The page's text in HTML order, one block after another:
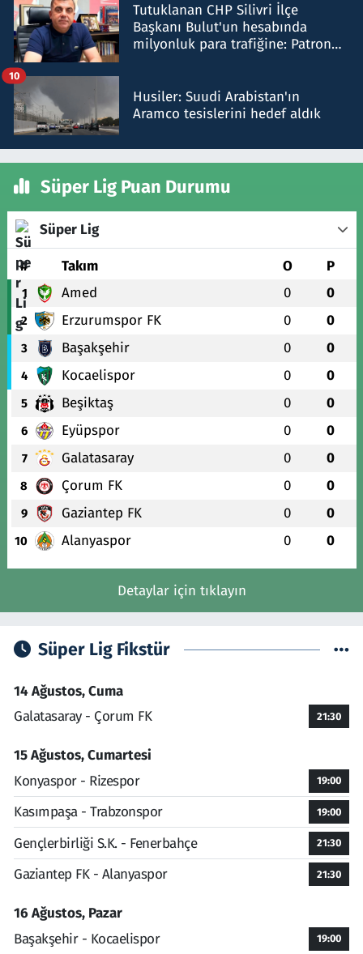
Tutuklanan CHP Silivri İlçe
Başkanı Bulut'un hesabında
milyonluk para trafiğine: Patron
Husiler: Suudi Arabistan'ın
Aramco tesislerini hedef aldık
10
Süper Lig Puan Durumu
Süper Lig
# Takım O P
1 Amed 0 0
2 Erzurumspor FK 0 0
3 Başakşehir 0 0
4 Kocaelispor 0 0
5 Beşiktaş 0 0
6 Eyüpspor 0 0
7 Galatasaray 0 0
8 Çorum FK 0 0
9 Gaziantep FK 0 0
10 Alanyaspor 0 0
Detaylar için tıklayın
Süper Lig Fikstür
14 Ağustos, Cuma
Galatasaray - Çorum FK
21:30
15 Ağustos, Cumartesi
Konyaspor - Rizespor
19:00
Kasımpaşa - Trabzonspor 19:00
Gençlerbirliği S.K. - Fenerbahçe 21:30
Gaziantep FK - Alanyaspor 21:30
16 Ağustos, Pazar
Başakşehir - Kocaelispor
19:00